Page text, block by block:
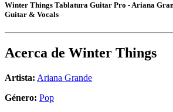
Winter Things Tablatura Guitar Pro - Ariana
Guitar & Vocals
Acerca de Winter Things
Artista: Ariana Grande
Género: Pop